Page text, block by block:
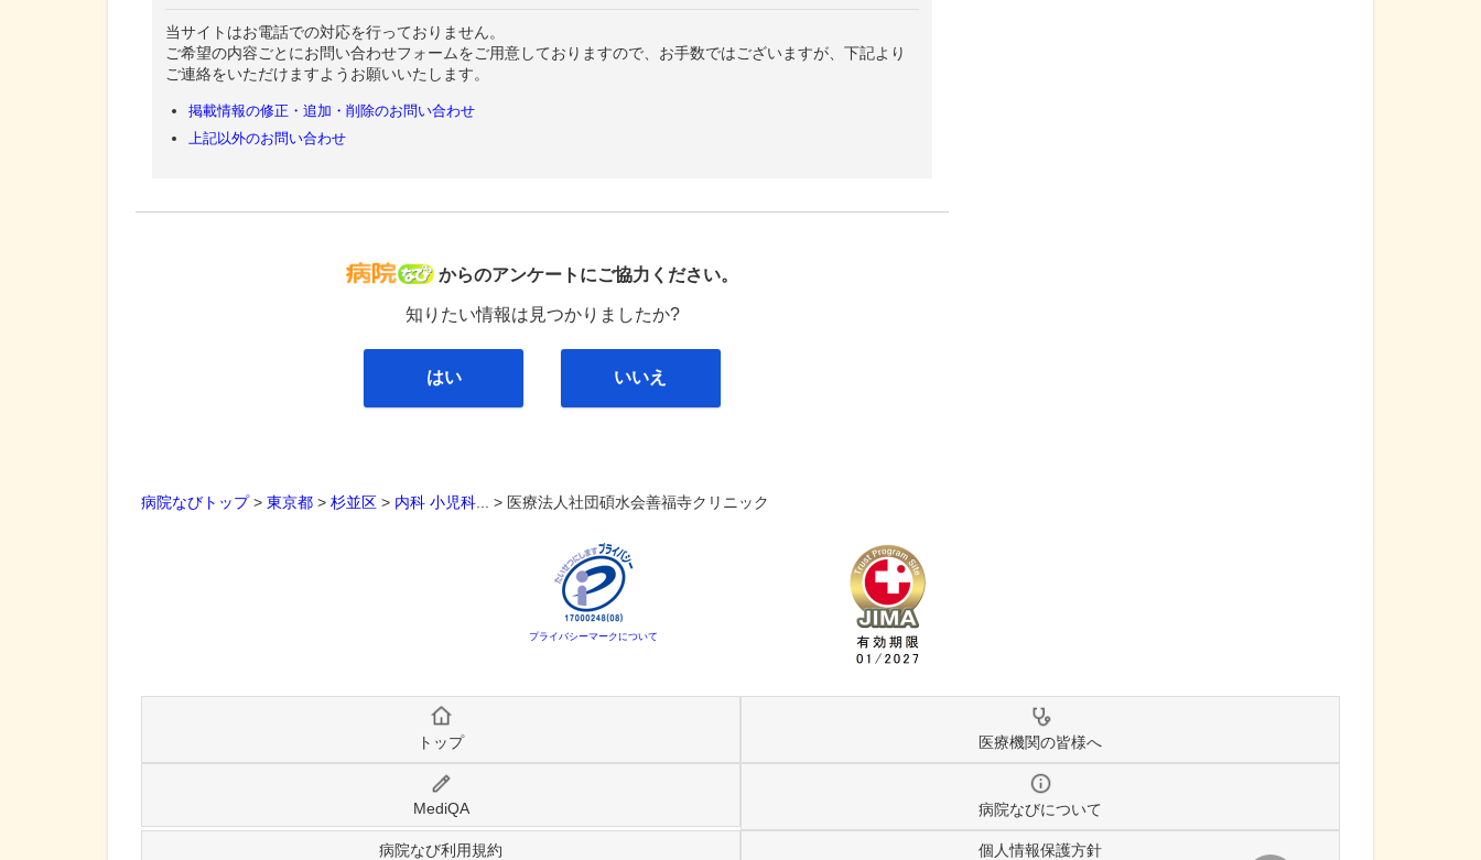
当サイトはお電話での対応を行っておりません。
ご希望の内容ごとにお問い合わせフォームをご用意しておりますので、お手数ではございますが、下記より
ご連絡をいただけますようお願いいたします。
掲載情報の修正・追加・削除のお問い合わせ
上記以外のお問い合わせ
病院なび
からのアンケートにご協力ください。
知りたい情報は見つかりましたか?
はい いいえ
病院なびトップ> 東京都 > 杉並区 > 内科 小児科 ... > 医療法人社団碩水会善福寺クリニック
プライバシーマークについて
トップ 医療機関の皆様へ
MediQA 病院なびについて
病院なび利用規約 個人情報保護方針